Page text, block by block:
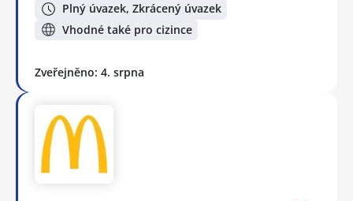
Plný úvazek, Zkrácený úvazek
Vhodné také pro cizince
Zveřejněno: 4. srpna